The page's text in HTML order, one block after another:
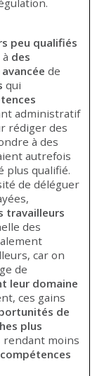
peu qualifiés
des
de
qui
administratif
rédiger des
à des
autrefois
plus qualifié.
de déléguer
travailleurs
des
car on
de
leur domaine
ces gains
de
plus
rendant moins